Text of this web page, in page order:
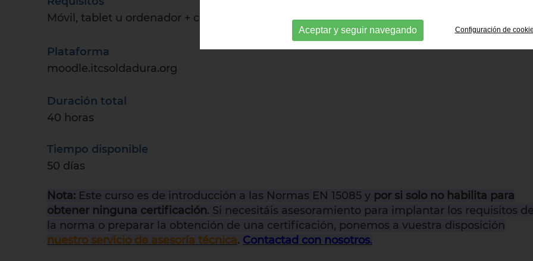
Móvil, tablet u ordenador + conexión a internet
Plataforma
moodle.itcsoldadura.org
Duración total
40 horas
Tiempo disponible
50 días
Nota:Este curso es de introducción a las Normas EN 15085 y por si solo no habilita para
obtener ninguna certificación. Si necesitáis asesoramiento para implantar los requisitos
la norma o preparar la obtención de una certificación, ponemos a vuestra disposición
nuestro servicio de asesoría técnica. Contactad con nosotros.
Aceptar y seguir navegando Configuración de